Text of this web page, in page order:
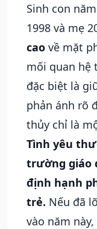
Sinh con năm
1998 và mẹ
cao về mặt
mối quan hệ
đặc biệt là
phản ánh rõ
thủy chỉ là
Tình yêu
trường giáo
định hạnh
trẻ. Nếu đã
vào năm